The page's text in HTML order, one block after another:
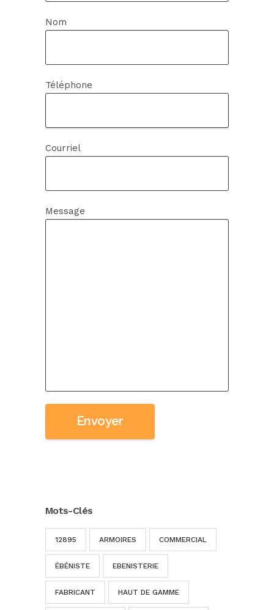
Nom
Téléphone
Courriel
Message
Mots-Clés
12895 ARMOIRES COMMERCIAL
ÉBÉNISTE EBENISTERIE
FABRICANT HAUT DE GAMME